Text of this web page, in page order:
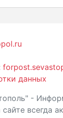
данных
-
всегда